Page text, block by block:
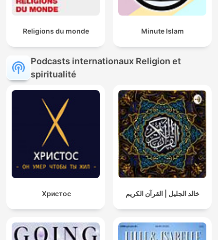
Religions du monde Minute Islam
Podcasts internationaux Religion et
spiritualité
Христос خالد الجليل | القرآن الكريم